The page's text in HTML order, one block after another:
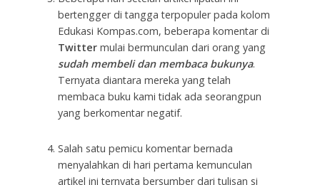
bertengger di tangga terpopuler pada kolom
Edukasi Kompas.com, beberapa komentar di
Twittermulai bermunculan dari orang yang
sudah membeli dan membaca bukunya.
Ternyata diantara mereka yang telah
membaca buku kami tidak ada seorangpun
yang berkomentar negatif.
Salah satu pemicu komentar bernada
menyalahkan di hari pertama kemunculan
artikel ini ternyata bersumber dari tulisan si